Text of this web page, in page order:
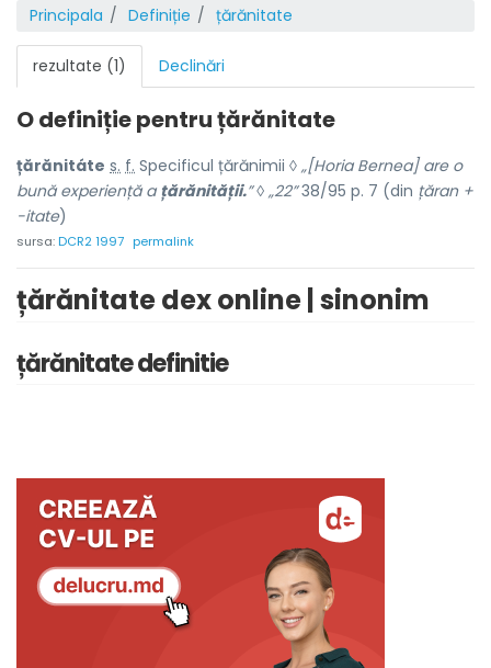
Principala Definiție țărănitate
rezultate (1) Declinări
O definiție pentruțărănitate
țărănitáte s. f. Specificul țărănimii ◊ „[Horia Bernea] are o
bună experiență a țărănității.” ◊ „22”38/95 p. 7 (din țăran +
-itate)
sursa:DCR2 1997 permalink
țărănitate dex online | sinonim
țărănitate definitie